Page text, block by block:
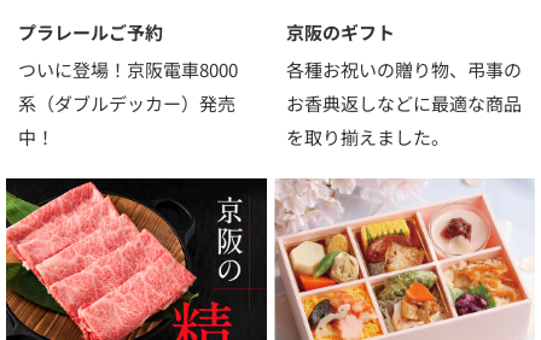
プラレールご予約
ついに登場！京阪電車8000
系（ダブルデッカー）発売
中！
京阪のギフト
各種お祝いの贈り物、弔事の
お香典返しなどに最適な商品
を取り揃えました。